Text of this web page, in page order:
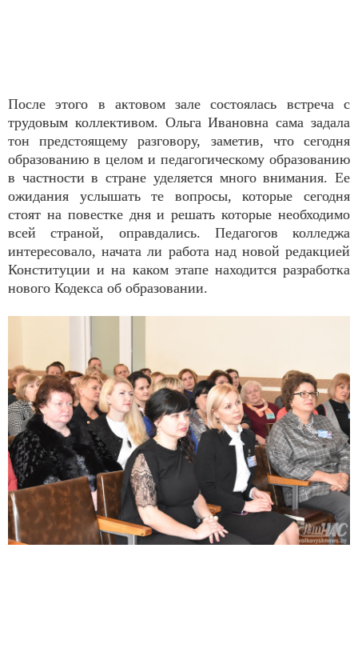
После этого в актовом зале состоялась встреча с
трудовым коллективом. Ольга Ивановна сама задала
тон предстоящему разговору, заметив, что сегодня
образованию в целом и педагогическому образованию
в частности в стране уделяется много внимания. Ее
ожидания услышать те вопросы, которые сегодня
стоят на повестке дня и решать которые необходимо
всей страной, оправдались. Педагогов колледжа
интересовало, начата ли работа над новой редакцией
Конституции и на каком этапе находится разработка
нового Кодекса об образовании.